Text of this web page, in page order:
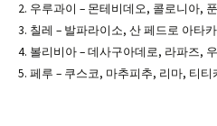
2. 우루과이 – 몬테비데오, 콜로니아,
3. 칠레 – 발파라이소, 산 페드로 아타
4. 볼리비아 – 데사구아데로, 라파즈,
5. 페루 – 쿠스코, 마추피추, 리마, 티